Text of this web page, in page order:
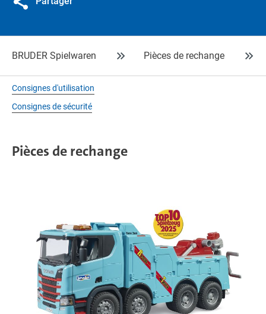
BRUDER Spielwaren Pièces de rechange
Consignes d'utilisation
Consignes de sécurité
Pièces de rechange